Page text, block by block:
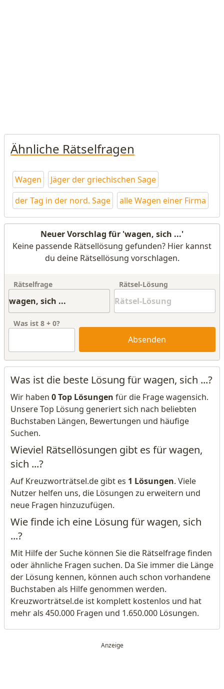
Ähnliche Rätselfragen
Wagen
Jäger der griechischen Sage
der Tag in der nord. Sage
alle Wagen einer Firma
Neuer Vorschlag für 'wagen, sich ...'
Keine passende Rätsellösung gefunden? Hier kannst
du deine Rätsellösung vorschlagen.
Rätselfrage Rätsel-Lösung
Was ist 8 + 0?
Absenden
Was ist die beste Lösung für wagen, sich ...?
Wir haben 0 Top Lösungen für die Frage wagensich.
Unsere Top Lösung generiert sich nach beliebten
Buchstaben Längen, Bewertungen und häufige
Suchen.
Wieviel Rätsellösungen gibt es für wagen,
sich ...?
Auf Kreuzworträtsel.de gibt es 1 Lösungen. Viele
Nutzer helfen uns, die Lösungen zu erweitern und
neue Fragen hinzuzufügen.
Wie finde ich eine Lösung für wagen, sich
...?
Mit Hilfe der Suche können Sie die Rätselfrage finden
oder ähnliche Fragen suchen. Da Sie immer die Länge
der Lösung kennen, können auch schon vorhandene
Buchstaben als Hilfe genommen werden.
Kreuzworträtsel.de ist komplett kostenlos und hat
mehr als 450.000 Fragen und 1.650.000 Lösungen.